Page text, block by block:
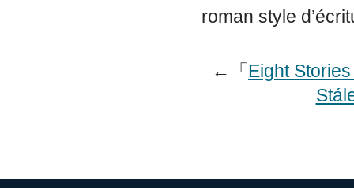
roman style
←「Eight